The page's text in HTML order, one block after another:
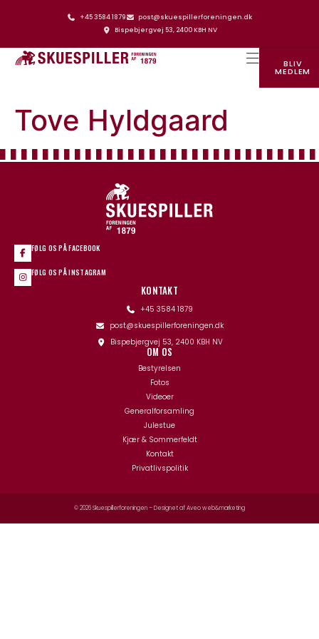
+45 3584 1879
post@skuespillerforeningen.dk
Bispebjergvej 53, 2400 KBH NV
BLIV
MEDLEM
Tove Hyldgaard
FØLG OS PÅ FACEBOOK
FØLG OS PÅ INSTAGRAM
KONTAKT
+45 3584 1879
post@skuespillerforeningen.dk
Bispebjergvej 53, 2400 KBH NV
OM OS
Bestyrelsen
Fotos
Videoer
Generalforsamling
Julestue
Kjær & Sommerfeldt
Kontakt
Privatlivspolitik
© 2026 Skuespillerforeningen – Designet afAveo web&marketing